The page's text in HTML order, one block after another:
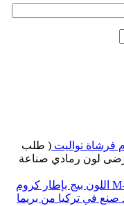
فرشاة تواليت ( طلب
لون رمادي صناعة